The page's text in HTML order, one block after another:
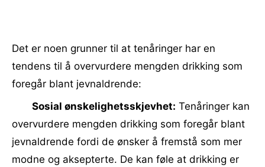
Det er noen grunner til at tenåringer har en
tendens til å overvurdere mengden drikking som
foregår blant jevnaldrende:
Sosial ønskelighetsskjevhet: Tenåringer kan
overvurdere mengden drikking som foregår blant
jevnaldrende fordi de ønsker å fremstå som mer
modne og aksepterte. De kan føle at drikking er